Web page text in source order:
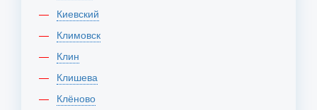
Киевский
Климовск
Клин
Клишева
Клёново